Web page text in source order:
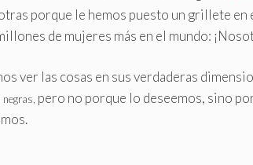
porque le hemos puesto un grillete
de mujeres más en el mundo:
ver las cosas en sus verdaderas
pero no porque lo deseemos, sino